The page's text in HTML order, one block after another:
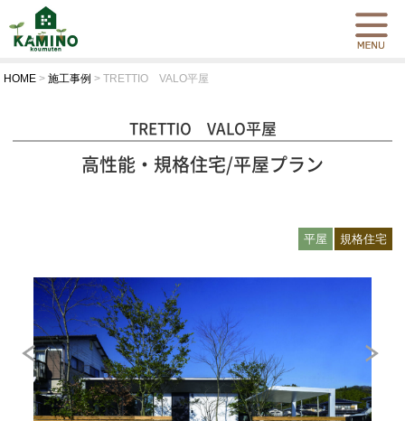
HOME >施工事例 >TRETTIO VALO平屋
TRETTIO VALO平屋
高性能・規格住宅/平屋プラン
平屋 規格住宅